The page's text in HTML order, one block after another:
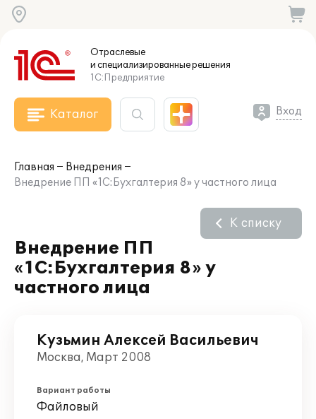
Отраслевые
и специализированныерешения
1С:Предприятие
Каталог Вход
Главная
Внедрения
Внедрение ПП «1С:Бухгалтерия 8» у частного лица
Внедрение ПП
«1С:Бухгалтерия 8» у
частного лица
К списку
Кузьмин Алексей Васильевич
Москва, Март 2008
Вариант работы
Файловый